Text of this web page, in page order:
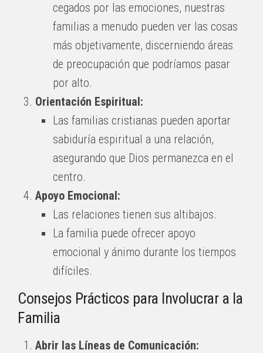
cegados por las emociones, nuestras
familias a menudo pueden ver las cosas
más objetivamente, discerniendo áreas
de preocupación que podríamos pasar
por alto.
Orientación Espiritual:
Las familias cristianas pueden aportar
sabiduría espiritual a una relación,
asegurando que Dios permanezca en el
centro.
Apoyo Emocional:
Las relaciones tienen sus altibajos.
La familia puede ofrecer apoyo
emocional y ánimo durante los tiempos
difíciles.
Consejos Prácticos para Involucrar a la
Familia
Abrir las Líneas de Comunicación: